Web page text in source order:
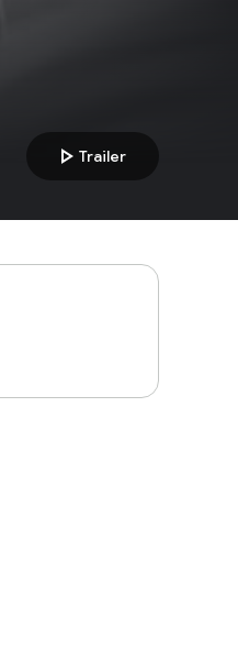
play_arrow Trailer